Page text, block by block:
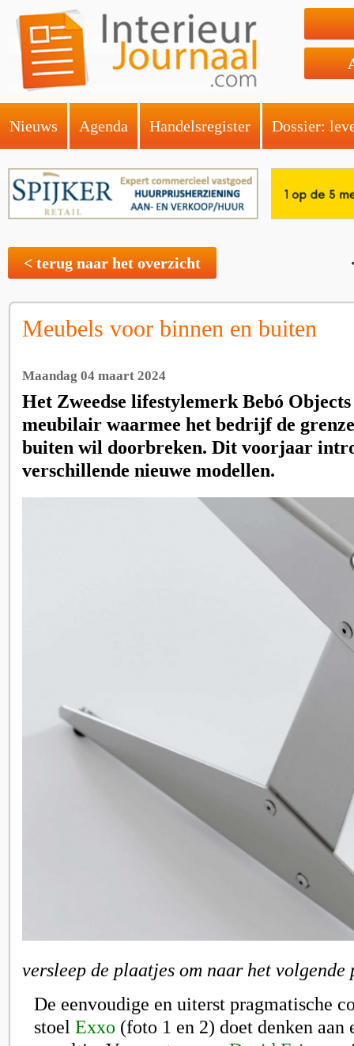
Nieuws Agenda Handelsregister Dossier:
< terug naar het overzicht
Meubels voor binnen en buiten
Maandag 04 maart 2024
Het Zweedse lifestylemerk Bebó
meubilair waarmee het bedrijf de
buiten wil doorbreken. Dit voorjaar
verschillende nieuwe modellen.
versleep de plaatjes om naar het
De eenvoudige en uiterst pragmatische
stoel Exxo (foto 1 en 2) doet denken aan